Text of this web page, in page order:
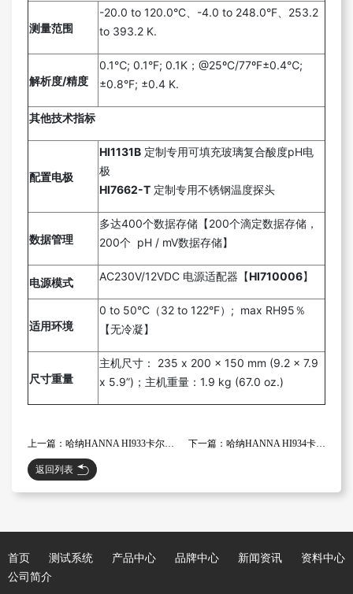
测量范围
-20.0 to 120.0°C、-4.0 to 248.0°F、253.2
to 393.2 K.
解析度/精度
0.1℃; 0.1°F; 0.1K；@25ºC/77ºF±0.4℃;
±0.8°F; ±0.4 K.
其他技术指标
配置电极
HI1131B 定制专用可填充玻璃复合酸度pH电
极
HI7662-T 定制专用不锈钢温度探头
数据管理
多达400个数据存储【200个滴定数据存储，
200个 pH / mV数据存储】
电源模式 AC230V/12VDC 电源适配器【HI710006】
适用环境
0 to 50°C（32 to 122°F）; max RH95％
【无冷凝】
尺寸重量
主机尺寸： 235 x 200 x 150 mm (9.2 x 7.9
x 5.9”)；主机重量：1.9 kg (67.0 oz.)
上一篇：哈纳HANNA HI933卡尔费休容量法【KF】水分滴定仪 下一篇：哈纳HANNA HI934卡尔费休库仑法（KF）滴定水分仪
返回列表
首页 测试系统 产品中心 品牌中心 新闻资讯
资料中心
公司简介